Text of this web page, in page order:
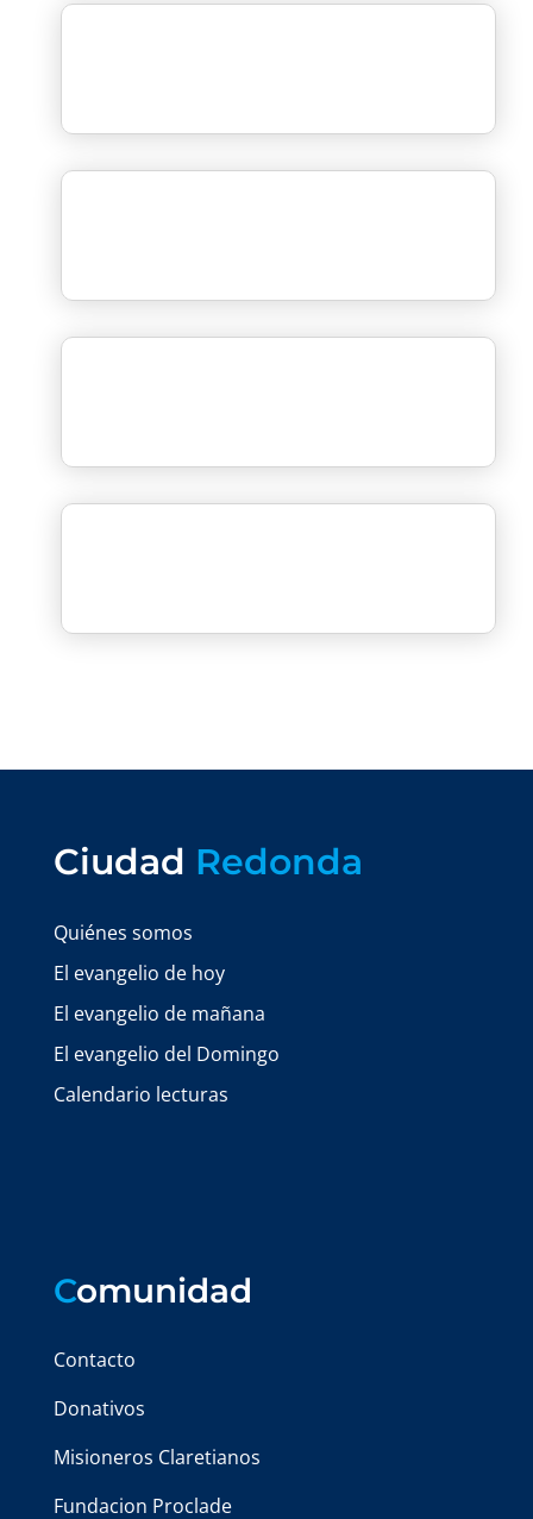
Ciudad Redonda
Quiénes somos
El evangelio de hoy
El evangelio de mañana
El evangelio del Domingo
Calendario lecturas
Comunidad
Contacto
Donativos
Misioneros Claretianos
Fundacion Proclade